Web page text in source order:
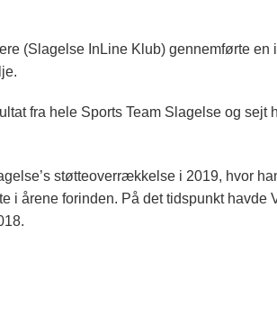
(Slagelse InLine Klub) gennemførte en
fra hele Sports Team Slagelse og
støtteoverrækkelse i 2019, hvor
i årene forinden. På det tidspunkt